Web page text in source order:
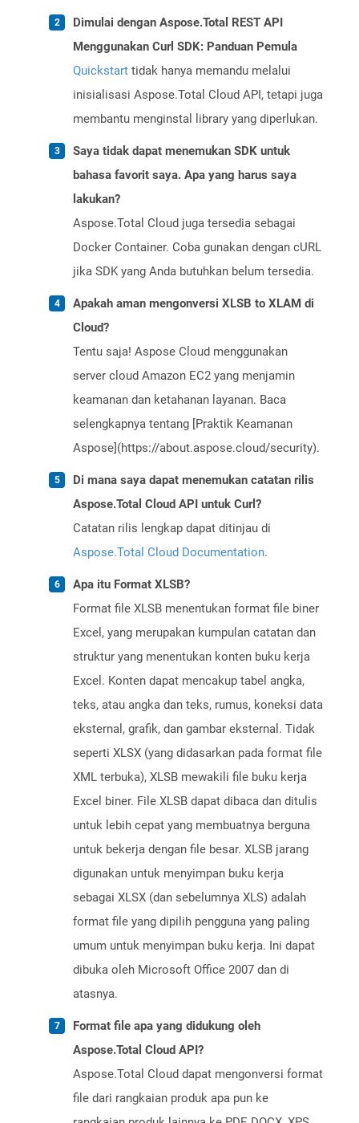
Dimulai dengan Aspose.Total REST API
Menggunakan Curl SDK: Panduan Pemula
Quickstart tidak hanya memandu melalui
inisialisasi Aspose.Total Cloud API, tetapi juga
membantu menginstal library yang diperlukan.
Saya tidak dapat menemukan SDK untuk
bahasa favorit saya. Apa yang harus saya
lakukan?
Aspose.Total Cloud juga tersedia sebagai
Docker Container. Coba gunakan dengan cURL
jika SDK yang Anda butuhkan belum tersedia.
Apakah aman mengonversi XLSB to XLAM di
Cloud?
Tentu saja! Aspose Cloud menggunakan
server cloud Amazon EC2 yang menjamin
keamanan dan ketahanan layanan. Baca
selengkapnya tentang [Praktik Keamanan
Aspose](https://about.aspose.cloud/security).
Di mana saya dapat menemukan catatan rilis
Aspose.Total Cloud API untuk Curl?
Catatan rilis lengkap dapat ditinjau di
Aspose.Total Cloud Documentation.
Apa itu Format XLSB?
Format file XLSB menentukan format file biner
Excel, yang merupakan kumpulan catatan dan
struktur yang menentukan konten buku kerja
Excel. Konten dapat mencakup tabel angka,
teks, atau angka dan teks, rumus, koneksi data
eksternal, grafik, dan gambar eksternal. Tidak
seperti XLSX (yang didasarkan pada format file
XML terbuka), XLSB mewakili file buku kerja
Excel biner. File XLSB dapat dibaca dan ditulis
untuk lebih cepat yang membuatnya berguna
untuk bekerja dengan file besar. XLSB jarang
digunakan untuk menyimpan buku kerja
sebagai XLSX (dan sebelumnya XLS) adalah
format file yang dipilih pengguna yang paling
umum untuk menyimpan buku kerja. Ini dapat
dibuka oleh Microsoft Office 2007 dan di
atasnya.
Format file apa yang didukung oleh
Aspose.Total Cloud API?
Aspose.Total Cloud dapat mengonversi format
file dari rangkaian produk apa pun ke